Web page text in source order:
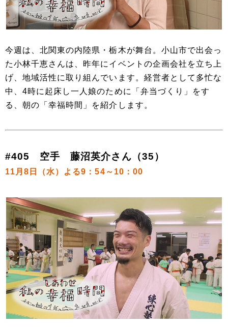
今週は、北関東の内陸県・栃木が舞台。小山市で出会っ
た小林千恵さんは、昨年にイベントの企画会社を立ち上
げ、地域活性に取り組んでいます。経営者として多忙な
中、4時に起床し一人娘のために「弁当づくり」をす
る、朝の「幸福時間」を紹介します。
#405 空手 藤沼英介さん（35）
11月8日（水）よる9：54～10：00